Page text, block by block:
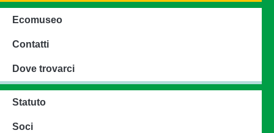
Ecomuseo
Contatti
Dove trovarci
Statuto
Soci